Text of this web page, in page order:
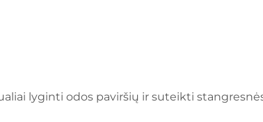
lyginti odos paviršių ir suteikti